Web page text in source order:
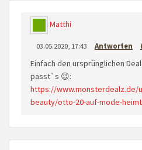
Matthi
03.05.2020, 17:43 Antworten
Einfach den ursprünglichen
passt`s 😉:
https://www.monsterdealz.de/
beauty/otto-20-auf-mode-